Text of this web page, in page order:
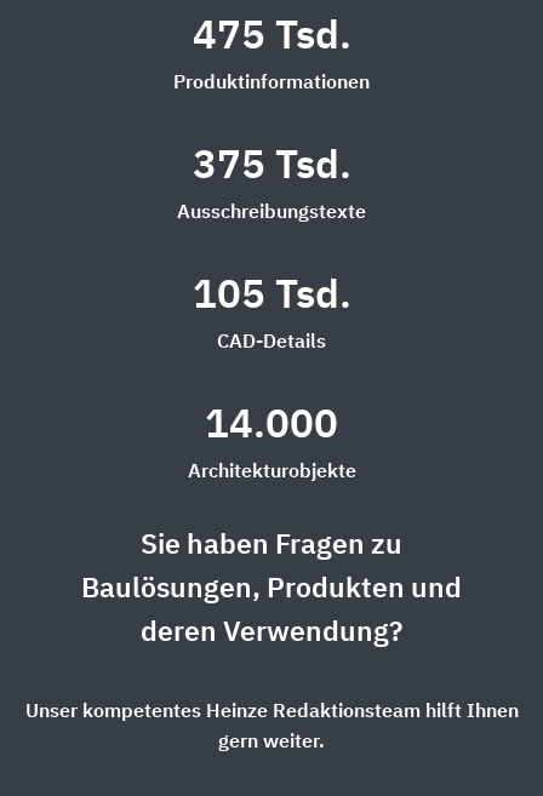
475 Tsd.
Produktinformationen
375 Tsd.
Ausschreibungstexte
105 Tsd.
CAD-Details
14.000
Architekturobjekte
Sie haben Fragen zu
Baulösungen, Produkten und
deren Verwendung?
Unser kompetentes Heinze Redaktionsteam hilft Ihnen
gern weiter.